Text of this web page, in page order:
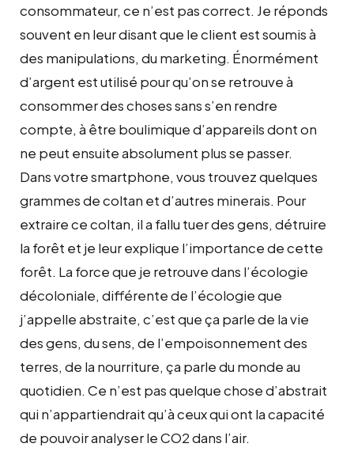
consommateur, ce n’est pas correct. Je réponds
souvent en leur disant que le client est soumis à
des manipulations, du marketing. Énormément
d’argent est utilisé pour qu’on se retrouve à
consommer des choses sans s’en rendre
compte, à être boulimique d’appareils dont on
ne peut ensuite absolument plus se passer.
Dans votre smartphone, vous trouvez quelques
grammes de coltan et d’autres minerais. Pour
extraire ce coltan, il a fallu tuer des gens, détruire
la forêt et je leur explique l’importance de cette
forêt. La force que je retrouve dans l’écologie
décoloniale, différente de l’écologie que
j’appelle abstraite, c’est que ça parle de la vie
des gens, du sens, de l’empoisonnement des
terres, de la nourriture, ça parle du monde au
quotidien. Ce n’est pas quelque chose d’abstrait
qui n’appartiendrait qu’à ceux qui ont la capacité
de pouvoir analyser le CO2 dans l’air.